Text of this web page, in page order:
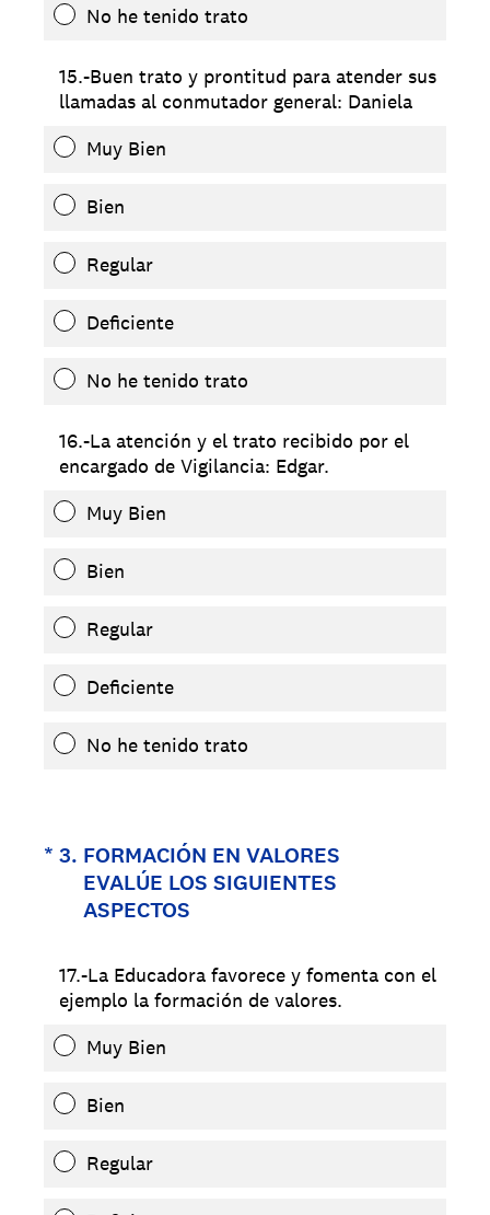
No he tenido trato
15.-Buen trato y prontitud para atender sus
llamadas al conmutador general: Daniela
Muy Bien
Bien
Regular
Deficiente
No he tenido trato
16.-La atención y el trato recibido por el
encargado de Vigilancia: Edgar.
Muy Bien
Bien
Regular
Deficiente
No he tenido trato
* 3. FORMACIÓN EN VALORES
EVALÚE LOS SIGUIENTES
ASPECTOS
(Obligatorio).
17.-La Educadora favorece y fomenta con el
ejemplo la formación de valores.
Muy Bien
Bien
Regular